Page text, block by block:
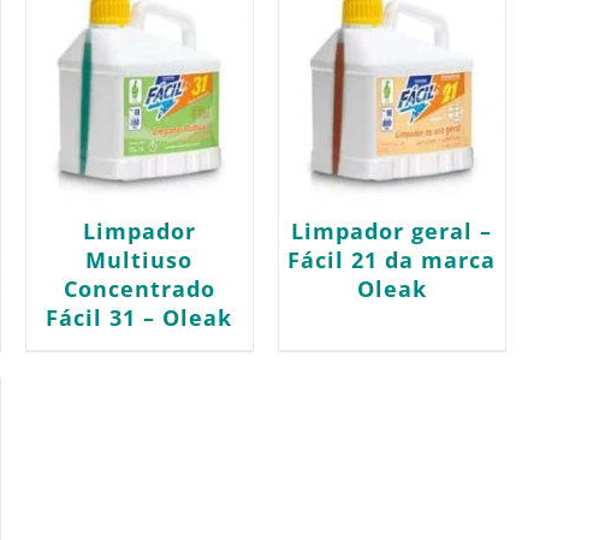
Limpador
Multiuso
Concentrado
Fácil 31 – Oleak
Limpador geral –
Fácil 21 da marca
Oleak